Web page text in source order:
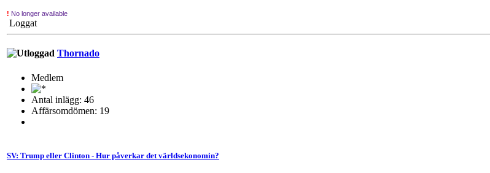
! No longer available
Loggat
Thornado
Medlem
Antal inlägg: 46
Affärsomdömen: 19
SV: Trump eller Clinton - Hur påverkar det världsekonomin?